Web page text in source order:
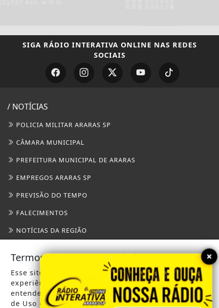
SIGA RÁDIO INTERATIVA ONLINE NAS REDES
SOCIAIS
/ NOTÍCIAS
POLICIA MILITAR ARARAS SP
CÂMARA MUNICIPAL
PREFEITURA MUNICIPAL DE ARARAS
EMPREGOS ARARAS SP
PREVISÃO DO TEMPO
FALECIMENTOS
NOTÍCIAS DA REGIÃO
SAEMA ARARAS
/ INFORMAÇÕES
Termos de Uso e Privacidade
Esse site utiliza cookies para melhorar sua
experiência de navegação. Ao continuar o acesso,
entendemos que você concorda com nossos Termos
de Uso e Privacidade.
×